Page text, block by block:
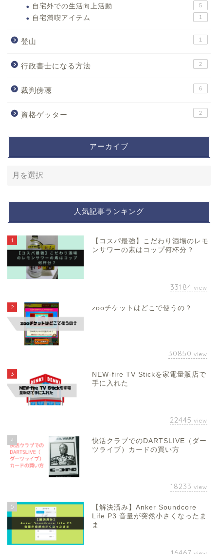
自宅外での生活向上活動 5
自宅満喫アイテム 1
登山 1
行政書士になる方法 2
裁判傍聴 6
資格ゲッター 2
アーカイブ
人気記事ランキング
1
【コスパ最強】こだわり酒場のレモ
ンサワーの素はコップ何杯分？
33184 view
2 zooチケットはどこで使うの？
30850 view
3
NEW-fire TV Stickを家電量販店で
手に入れた
22445 view
4
快活クラブでのDARTSLIVE（ダー
ツライブ）カードの買い方
18233 view
5
【解決済み】Anker Soundcore
Life P3 音量が突然小さくなったま
ま